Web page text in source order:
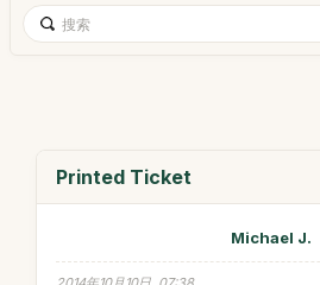
Printed Ticket
Michael J.